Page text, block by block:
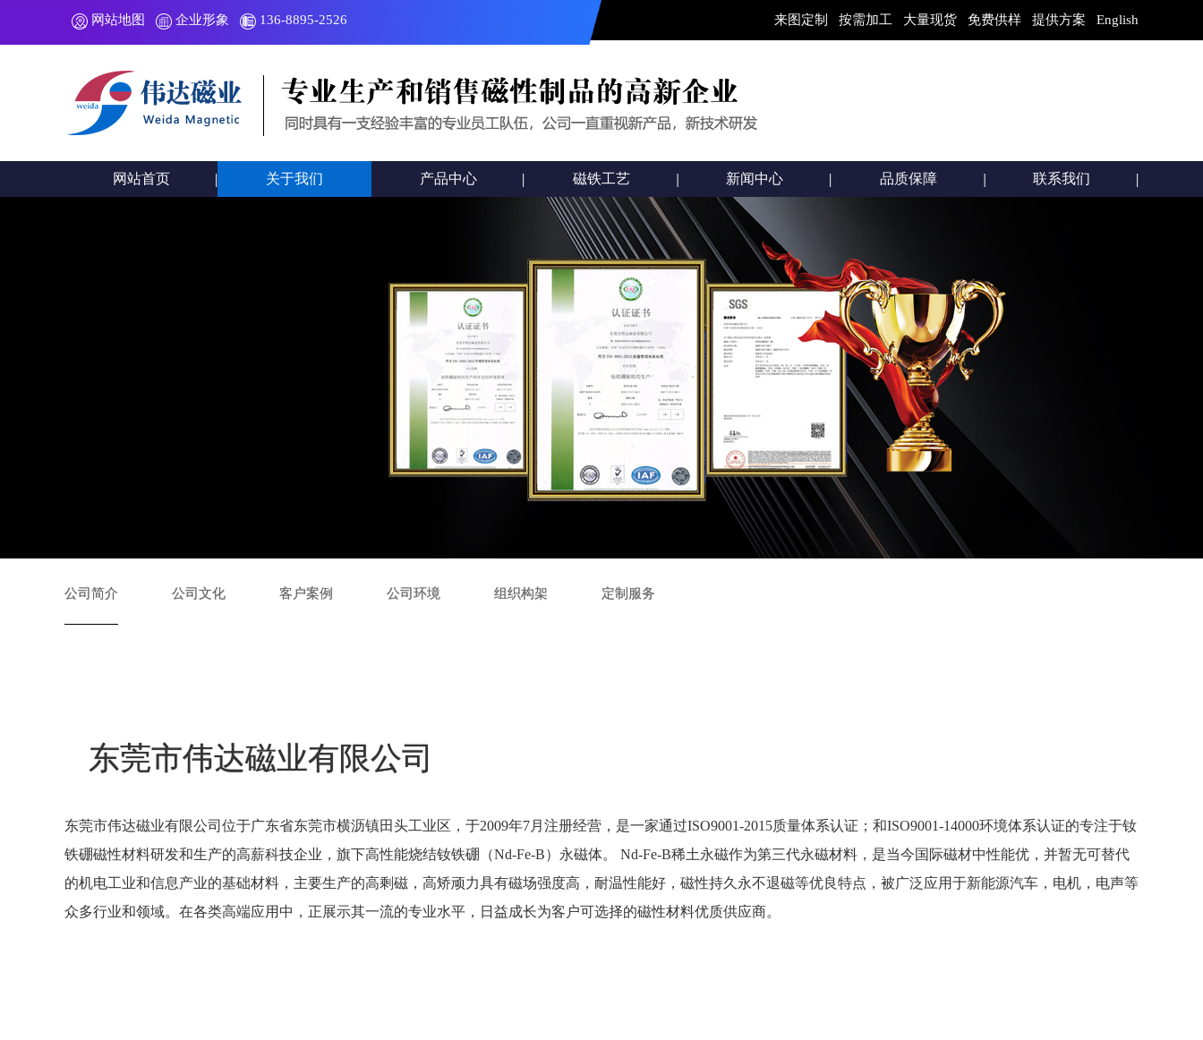
网站地图 企业形象 136-8895-2526 来图定制 按需加工 大量现货 免费供样 提供方案 English
网站首页 关于我们 产品中心 磁铁工艺 新闻中心 品质保障 联系我们
公司简介 公司文化 客户案例 公司环境 组织构架 定制服务
东莞市伟达磁业有限公司
东莞市伟达磁业有限公司位于广东省东莞市横沥镇田头工业区，于2009年7月注册经营，是一家通过ISO9001-2015质量体系认证；和ISO9001-14000环境体系认证的专注于钕
铁硼磁性材料研发和生产的高薪科技企业，旗下高性能烧结钕铁硼（Nd-Fe-B）永磁体。 Nd-Fe-B稀土永磁作为第三代永磁材料，是当今国际磁材中性能优，并暂无可替代
的机电工业和信息产业的基础材料，主要生产的高剩磁，高矫顽力具有磁场强度高，耐温性能好，磁性持久永不退磁等优良特点，被广泛应用于新能源汽车，电机，电声等
众多行业和领域。在各类高端应用中，正展示其一流的专业水平，日益成长为客户可选择的磁性材料优质供应商。